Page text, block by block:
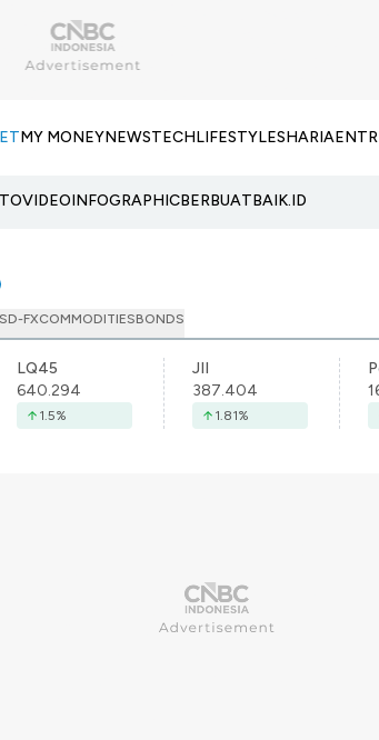
MY MONEYNEWSTECHLIFESTYLESHARIA
VIDEOINFOGRAPHICBERBUATBAIK.ID
FXCOMMODITIESBONDS
LQ45
640.294
1.5%
JII
387.404
1.81%